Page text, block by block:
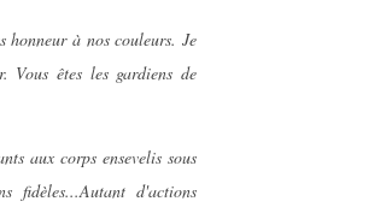
honneur à nos couleurs. Je
êtes les gardiens de
aux corps ensevelis sous
fidèles...Autant d'actions